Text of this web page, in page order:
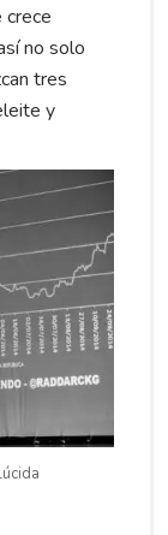
crece
no solo
tres
y